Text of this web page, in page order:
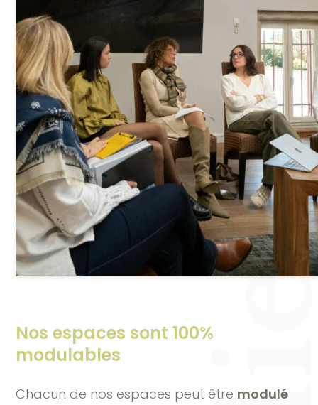
Nos espaces sont 100%
modulables
Chacun de nos espaces peut être modulé